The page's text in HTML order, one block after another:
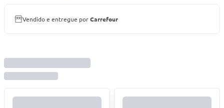
Vendido e entregue porCarrefour